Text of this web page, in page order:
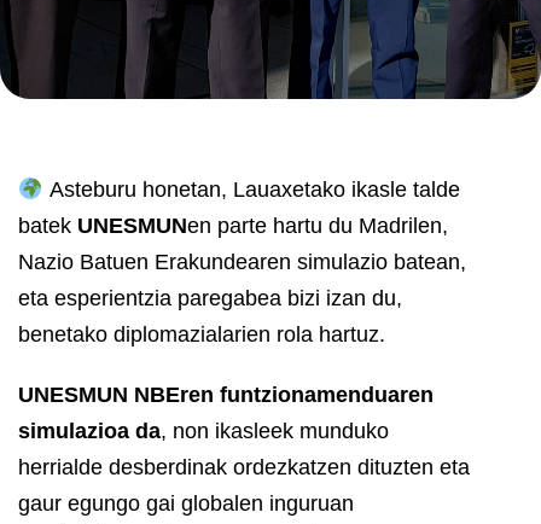
Asteburu honetan, Lauaxetako ikasle talde
batek UNESMUNen parte hartu du Madrilen,
Nazio Batuen Erakundearen simulazio batean,
eta esperientzia paregabea bizi izan du,
benetako diplomazialarien rola hartuz.
UNESMUN NBEren funtzionamenduaren
simulazioa da, non ikasleek munduko
herrialde desberdinak ordezkatzen dituzten eta
gaur egungo gai globalen inguruan